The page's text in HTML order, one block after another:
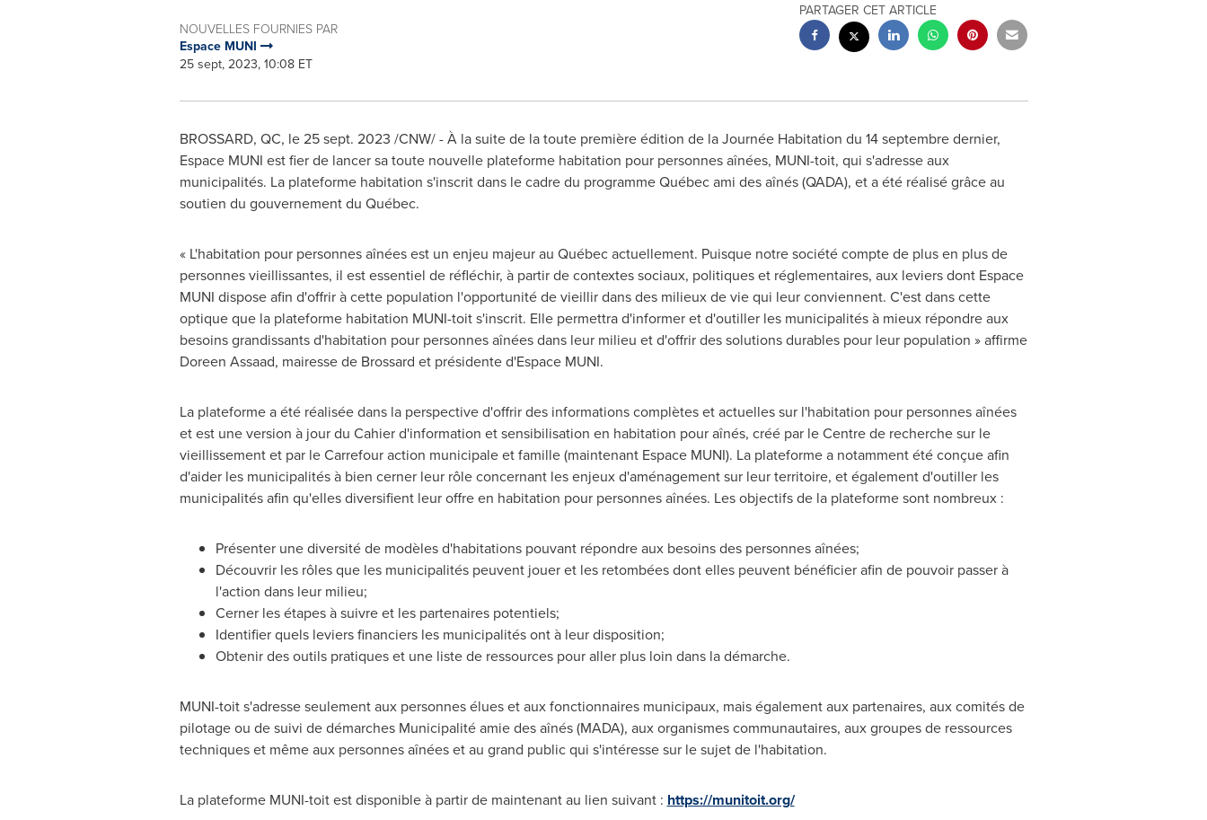
NOUVELLES FOURNIES PAR
Espace MUNI
25 sept, 2023, 10:08 ET
PARTAGER CET ARTICLE
BROSSARD, QC, le25 sept. 2023 /CNW/ - À la suite de la toute première édition de la Journée Habitation du 14 septembre dernier,
Espace MUNI est fier de lancer sa toute nouvelle plateforme habitation pour personnes aînées, MUNI-toit, qui s'adresse aux
municipalités. La plateforme habitation s'inscrit dans le cadre du programme Québec ami des aînés (QADA), et a été réalisé grâce au
soutien du gouvernement du Québec.
« L'habitation pour personnes aînées est un enjeu majeur au Québec actuellement. Puisque notre société compte de plus en plus de
personnes vieillissantes, il est essentiel de réfléchir, à partir de contextes sociaux, politiques et réglementaires, aux leviers dont Espace
MUNI dispose afin d'offrir à cette population l'opportunité de vieillir dans des milieux de vie qui leur conviennent. C'est dans cette
optique que la plateforme habitation MUNI-toit s'inscrit. Elle permettra d'informer et d'outiller les municipalités à mieux répondre aux
besoins grandissants d'habitation pour personnes aînées dans leur milieu et d'offrir des solutions durables pour leur population » affirme
Doreen Assaad, mairesse de Brossard et présidente d'Espace MUNI.
La plateforme a été réalisée dans la perspective d'offrir des informations complètes et actuelles sur l'habitation pour personnes aînées
et est une version à jour du Cahier d'information et sensibilisation en habitation pour aînés, créé par le Centre de recherche sur le
vieillissement et par le Carrefour action municipale et famille (maintenant Espace MUNI). La plateforme a notamment été conçue afin
d'aider les municipalités à bien cerner leur rôle concernant les enjeux d'aménagement sur leur territoire, et également d'outiller les
municipalités afin qu'elles diversifient leur offre en habitation pour personnes aînées. Les objectifs de la plateforme sont nombreux :
Présenter une diversité de modèles d'habitations pouvant répondre aux besoins des personnes aînées;
Découvrir les rôles que les municipalités peuvent jouer et les retombées dont elles peuvent bénéficier afin de pouvoir passer à
l'action dans leur milieu;
Cerner les étapes à suivre et les partenaires potentiels;
Identifier quels leviers financiers les municipalités ont à leur disposition;
Obtenir des outils pratiques et une liste de ressources pour aller plus loin dans la démarche.
MUNI-toit s'adresse seulement aux personnes élues et aux fonctionnaires municipaux, mais également aux partenaires, aux comités de
pilotage ou de suivi de démarches Municipalité amie des aînés (MADA), aux organismes communautaires, aux groupes de ressources
techniques et même aux personnes aînées et au grand public qui s'intéresse sur le sujet de l'habitation.
La plateforme MUNI-toit est disponible à partir de maintenant au lien suivant : https://munitoit.org/